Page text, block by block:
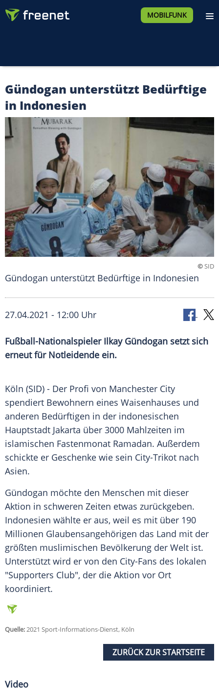
MOBILFUNK
Gündogan unterstützt Bedürftige
in Indonesien
©SID
Gündogan unterstützt Bedürftige in Indonesien
27.04.2021 - 12:00 Uhr
Fußball-Nationalspieler Ilkay Gündogan setzt sich
erneut für Notleidende ein.
Köln (SID) - Der Profi von Manchester City
spendiert Bewohnern eines Waisenhauses und
anderen Bedürftigen in der indonesischen
Hauptstadt Jakarta über 3000 Mahlzeiten im
islamischen Fastenmonat Ramadan. Außerdem
schickte er Geschenke wie sein City-Trikot nach
Asien.
Gündogan möchte den Menschen mit dieser
Aktion in schweren Zeiten etwas zurückgeben.
Indonesien wählte er aus, weil es mit über 190
Millionen Glaubensangehörigen das Land mit der
größten muslimischen Bevölkerung der Welt ist.
Unterstützt wird er von den City-Fans des lokalen
"Supporters Club", der die Aktion vor Ort
koordiniert.
Quelle:2021 Sport-Informations-Dienst, Köln
ZURÜCK ZUR STARTSEITE
Video